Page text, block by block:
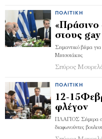
ΠΟΛΙΤΙΚΉ
στους
Σημαντικό βήμα για
Μητσοτάκης
Σπύρος
ΠΟΛΙΤΙΚΉ
12-
φλέγον
ΠΛΑΓΙΟΣ Σήμερα
διαφωνούντες